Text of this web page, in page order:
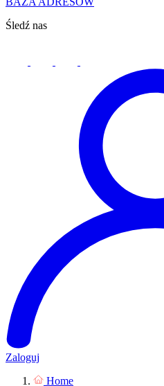
Śledź nas
Zaloguj
Home